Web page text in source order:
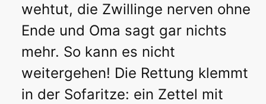
wehtut, die Zwillinge nerven ohne
Ende und Oma sagt gar nichts
mehr. So kann es nicht
weitergehen! Die Rettung klemmt
in der Sofaritze: ein Zettel mit